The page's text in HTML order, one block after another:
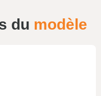
du modèle